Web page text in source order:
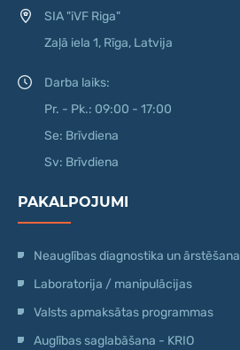
SIA "iVF Riga"
Zaļā iela 1, Rīga, Latvija
Darba laiks:
Pr. - Pk.: 09:00 - 17:00
Se: Brīvdiena
Sv: Brīvdiena
PAKALPOJUMI
Neauglības diagnostika un ārstēšana
Laboratorija / manipulācijas
Valsts apmaksātas programmas
Auglības saglabāšana - KRIO